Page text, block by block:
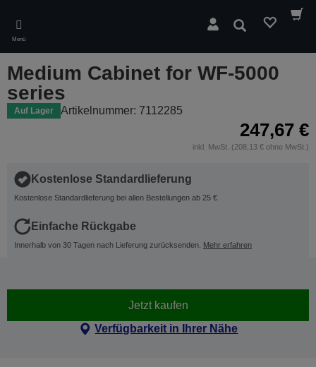
main
content
Menü
Suchen
Medium Cabinet for WF-5000
series
Auf Lager Artikelnummer: 7112285
247,67 €
inkl. MwSt. (208,13 € ohne MwSt.)
Kostenlose Standardlieferung
Kostenlose Standardlieferung bei allen Bestellungen ab 25 €
Einfache Rückgabe
Innerhalb von 30 Tagen nach Lieferung zurücksenden. Mehr erfahren
Jetzt kaufen
Verfügbarkeit in Ihrer Nähe